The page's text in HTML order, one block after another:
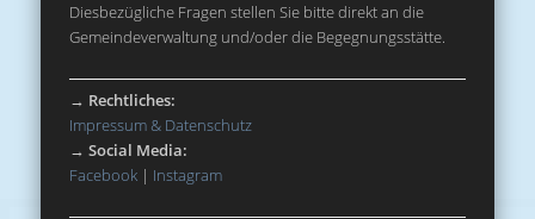
Diesbezügliche Fragen stellen Sie bitte direkt an die
Gemeindeverwaltung und/oder die Begegnungsstätte.
→ Rechtliches:
Impressum & Datenschutz
→Social Media:
Facebook | Instagram